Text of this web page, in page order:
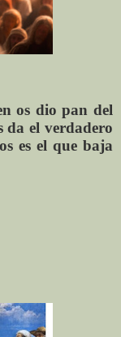
os dio pan del
da el verdadero
es el que baja